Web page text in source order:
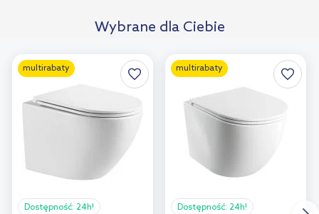
Wybrane dla Ciebie
multirabaty
Dostępność: 24h!
multirabaty
Dostępność: 24h!